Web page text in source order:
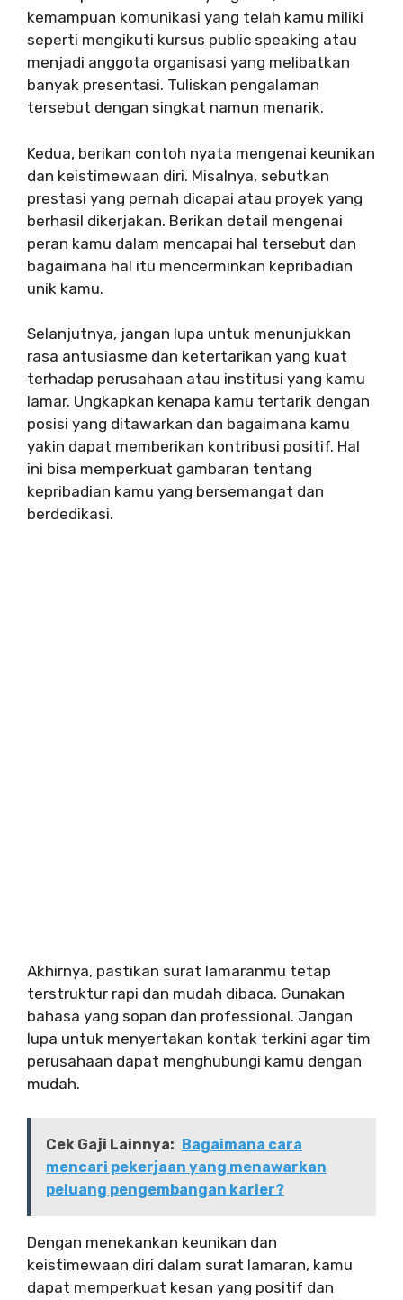
kemampuan komunikasi yang telah kamu miliki
seperti mengikuti kursus public speaking atau
menjadi anggota organisasi yang melibatkan
banyak presentasi. Tuliskan pengalaman
tersebut dengan singkat namun menarik.
Kedua, berikan contoh nyata mengenai keunikan
dan keistimewaan diri. Misalnya, sebutkan
prestasi yang pernah dicapai atau proyek yang
berhasil dikerjakan. Berikan detail mengenai
peran kamu dalam mencapai hal tersebut dan
bagaimana hal itu mencerminkan kepribadian
unik kamu.
Selanjutnya, jangan lupa untuk menunjukkan
rasa antusiasme dan ketertarikan yang kuat
terhadap perusahaan atau institusi yang kamu
lamar. Ungkapkan kenapa kamu tertarik dengan
posisi yang ditawarkan dan bagaimana kamu
yakin dapat memberikan kontribusi positif. Hal
ini bisa memperkuat gambaran tentang
kepribadian kamu yang bersemangat dan
berdedikasi.
Akhirnya, pastikan surat lamaranmu tetap
terstruktur rapi dan mudah dibaca. Gunakan
bahasa yang sopan dan professional. Jangan
lupa untuk menyertakan kontak terkini agar tim
perusahaan dapat menghubungi kamu dengan
mudah.
Cek Gaji Lainnya: Bagaimana cara
mencari pekerjaan yang menawarkan
peluang pengembangan karier?
Dengan menekankan keunikan dan
keistimewaan diri dalam surat lamaran, kamu
dapat memperkuat kesan yang positif dan